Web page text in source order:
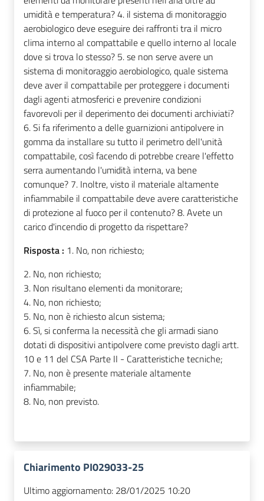
umidità e temperatura? 4. il sistema di monitoraggio
aerobiologico deve eseguire dei raffronti tra il micro
clima interno al compattabile e quello interno al locale
dove si trova lo stesso? 5. se non serve avere un
sistema di monitoraggio aerobiologico, quale sistema
deve aver il compattabile per proteggere i documenti
dagli agenti atmosferici e prevenire condizioni
favorevoli per il deperimento dei documenti archiviati?
6. Si fa riferimento a delle guarnizioni antipolvere in
gomma da installare su tutto il perimetro dell'unità
compattabile, così facendo di potrebbe creare l'effetto
serra aumentando l'umidità interna, va bene
comunque? 7. Inoltre, visto il materiale altamente
infiammabile il compattabile deve avere caratteristiche
di protezione al fuoco per il contenuto? 8. Avete un
carico d'incendio di progetto da rispettare?
Risposta : 1. No, non richiesto;
2. No, non richiesto;
3. Non risultano elementi da monitorare;
4. No, non richiesto;
5. No, non è richiesto alcun sistema;
6. Sì, si conferma la necessità che gli armadi siano
dotati di dispositivi antipolvere come previsto dagli artt.
10 e 11 del CSA Parte II - Caratteristiche tecniche;
7. No, non è presente materiale altamente
infiammabile;
8. No, non previsto.
Chiarimento PI029033-25
Ultimo aggiornamento: 28/01/2025 10:20